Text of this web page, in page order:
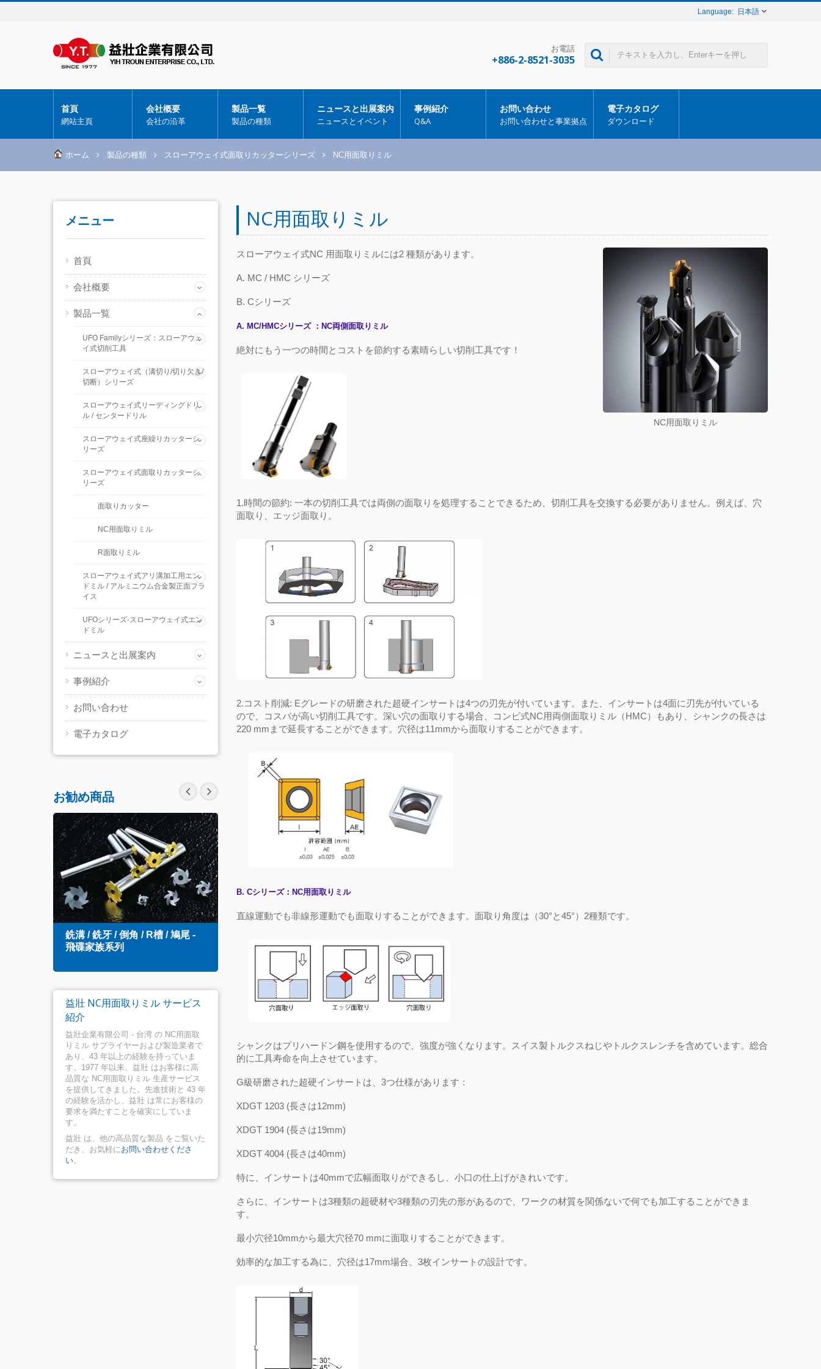
日本語
お電話
+886-2-8521-3035
首頁
網站主頁
会社概要
会社の沿革
製品一覧
製品の種類
ニュースと出展案内
ニュースとイベント
事例紹介
Q&A
お問い合わせ
お問い合わせと事業拠点
電子カタログ
ダウンロード
ホーム 製品の種類 スローアウェイ式面取りカッターシリーズ NC用面取りミル
メニュー
首頁
会社概要
製品一覧
UFO Familyシリーズ：スローアウェ
イ式切削工具
スローアウェイ式（溝切り/切り欠き/
切断）シリーズ
スローアウェイ式リーディングドリ
ル / センタードリル
スローアウェイ式座繰りカッターシ
リーズ
スローアウェイ式面取りカッターシ
リーズ
面取りカッター
NC用面取りミル
R面取りミル
スローアウェイ式アリ溝加工用エン
ドミル / アルミニウム合金製正面フラ
イス
UFOシリーズ-スローアウェイ式エン
ドミル
ニュースと出展案内
事例紹介
お問い合わせ
電子カタログ
お勧め商品
銑溝 / 銑牙 / 倒角 / R槽 / 鳩尾 -
飛碟家族系列
ル
益壯 NC用面取りミル サービス
紹介
益壯企業有限公司 - 台湾 の NC用面取
りミル サプライヤーおよび製造業者で
あり、43 年以上の経験を持っていま
す。1977 年以来、益壯 はお客様に高
品質な NC用面取りミル 生産サービス
を提供してきました。先進技術と 43 年
の経験を活かし、益壯 は常にお客様の
要求を満たすことを確実にしていま
す。
益壯 は、他の高品質な製品 をご覧いた
だき、お気軽にお問い合わせくださ
い。
NC用面取りミル
NC用面取りミル
スローアウェイ式NC 用面取りミルには2 種類があります。
A. MC / HMC シリーズ
B. Cシリーズ
A. MC/HMCシリーズ ： NC両側面取りミル
絶対にもう一つの時間とコストを節約する素晴らしい切削工具です！
1.時間の節約: 一本の切削工具では両側の面取りを処理することできるため、切削工具を交換する必要がありません。例えば、穴
面取り、エッジ面取り。
2.コスト削減: Eグレードの研磨された超硬インサートは4つの刃先が付いています。また、インサートは4面に刃先が付いている
ので、コスパが高い切削工具です。深い穴の面取りする場合、コンビ式NC用両側面取りミル（HMC）もあり、 シャンクの長さは
220 mm まで延長することができます。穴径は11mmから面取りすることができます。
B. Cシリーズ： NC用面取りミル
直線運動でも非線形運動でも面取りすることができます。 面取り角度は（30°と45°） 2種類です。
シャンクはプリハードン鋼を使用するので 、強度が強くなります。スイス製トルクスねじやトルクスレンチを含めています。総合
的に工具寿命を向上させています。
G級研磨された超硬インサートは、 3つ仕様があります：
XDGT 1203 (長さは12mm)
XDGT 1904 (長さは19mm)
XDGT 4004 (長さは40mm)
特に、インサートは40mmで広幅面取りができるし、 小口の仕上げがきれいです。
さらに、インサートは3種類の超硬材や3種類の刃先の形があるので、ワークの材質を関係ないで何でも加工することができま
す。
最小穴径10mmから最大穴径70 mmに面取りすることができます。
効率的な加工する為に 、穴径は17mm場合、 3枚インサートの設計です。